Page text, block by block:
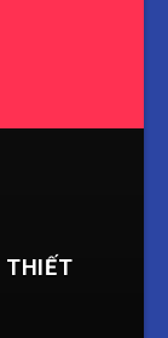
THIẾT